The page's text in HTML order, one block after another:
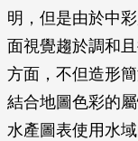
明，但是由於中
面視覺趨於調和
方面，不但造形
結合地圖色彩的
水產圖表使用水